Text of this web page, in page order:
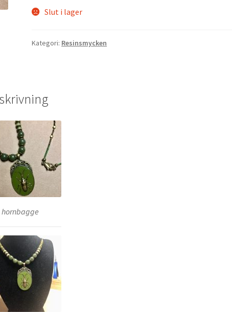
Slut i lager
Kategori: Resinsmycken
hornbagge